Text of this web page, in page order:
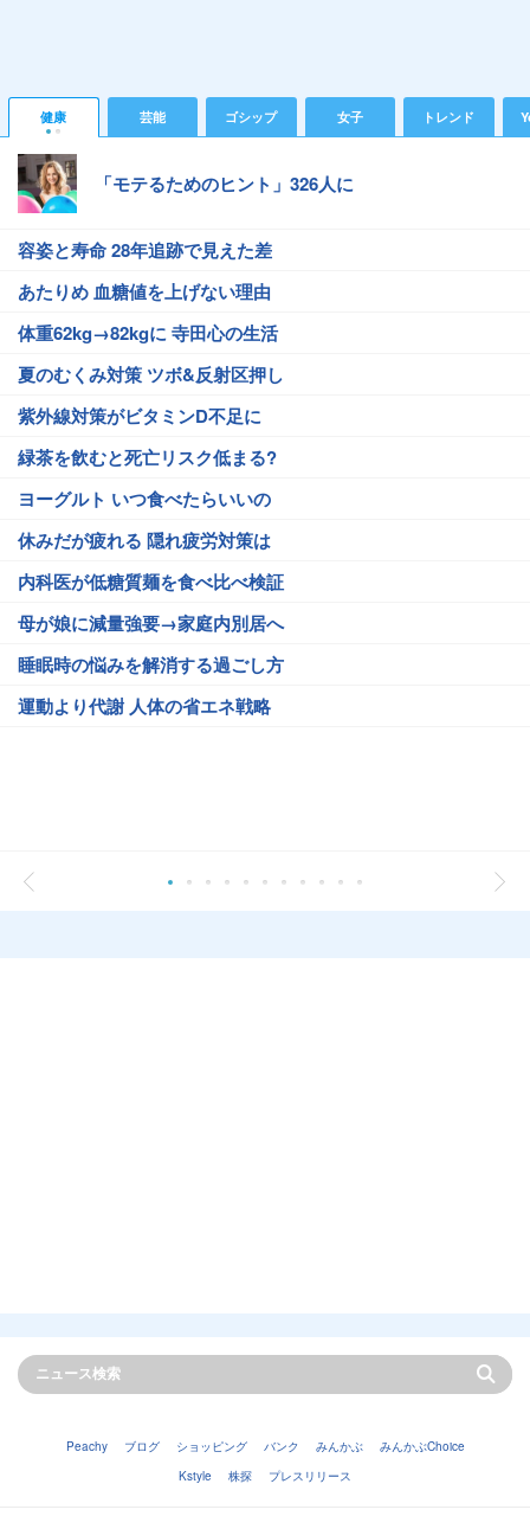
健康 芸能 ゴシップ 女子 トレンド
「モテるためのヒント」326人に
容姿と寿命 28年追跡で見えた差
あたりめ 血糖値を上げない理由
体重62kg→82kgに 寺田心の生活
夏のむくみ対策 ツボ&反射区押し
紫外線対策がビタミンD不足に
緑茶を飲むと死亡リスク低まる?
ヨーグルト いつ食べたらいいの
休みだが疲れる 隠れ疲労対策は
内科医が低糖質麺を食べ比べ検証
母が娘に減量強要→家庭内別居へ
睡眠時の悩みを解消する過ごし方
運動より代謝 人体の省エネ戦略
Peachy ブログ ショッピング バンク みんかぶ
みんかぶChoice
Kstyle
株探 プレスリリース